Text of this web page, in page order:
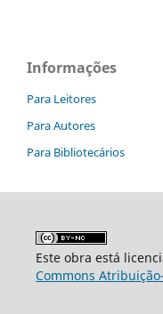
Informações
Para Leitores
Para Autores
Para Bibliotecários
Este obra está
Commons